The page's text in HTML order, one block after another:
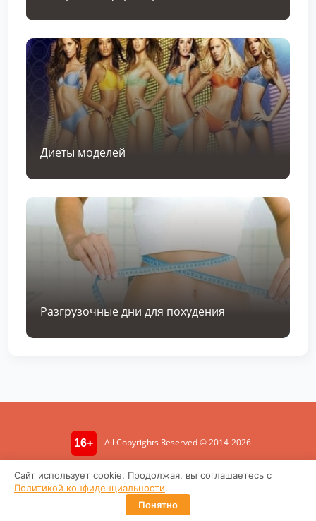
Диеты моделей
Разгрузочные дни для похудения
16+
All Copyrights Reserved © 2014-2026
медицинской консультацией.
Политика конфиденциальности
Пользовательское соглашение
Контакты
Сайт использует cookie. Продолжая, вы соглашаетесь с
Политикой конфиденциальности.
Понятно